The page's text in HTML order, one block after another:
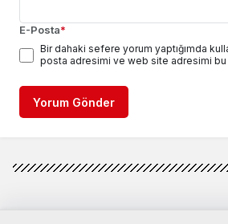
E-Posta*
Bir dahaki sefere yorum yaptığımda
posta adresimi ve web site adresimi bu
Yorum Gönder